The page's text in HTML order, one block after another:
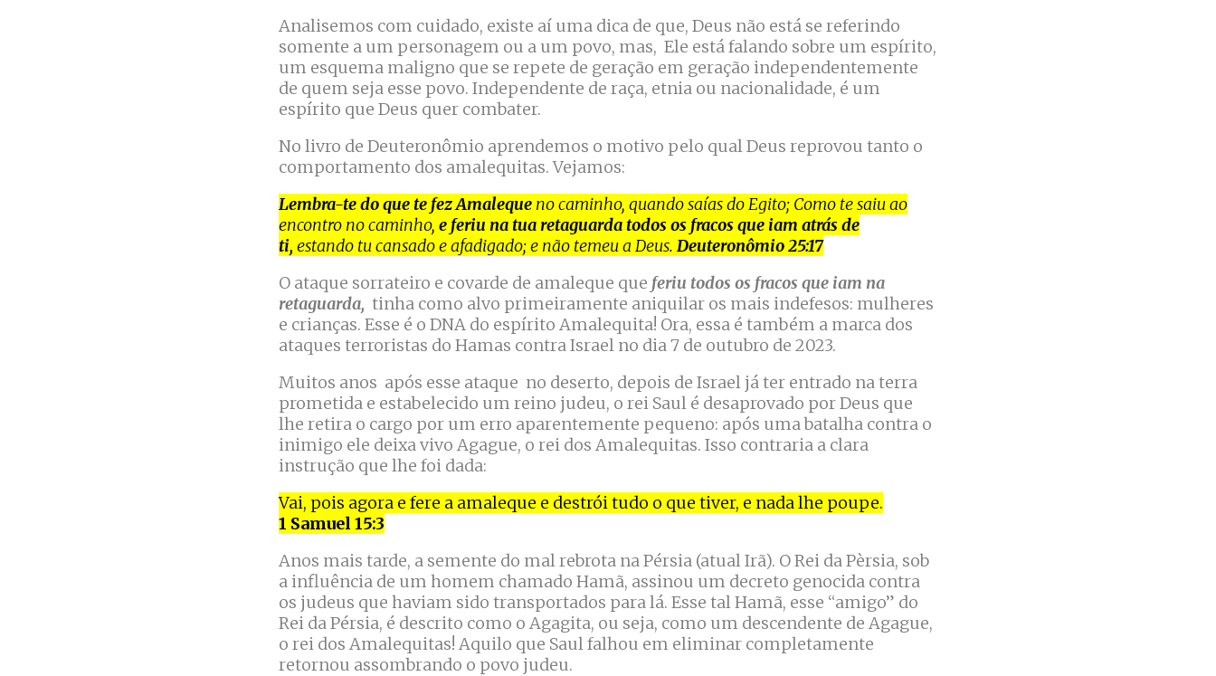
Analisemos com cuidado, existe aí uma dica de que, Deus não está se referindo
somente a um personagem ou a um povo, mas, Ele está falando sobre um espírito,
um esquema maligno que se repete de geração em geração independentemente
de quem seja esse povo. Independente de raça, etnia ou nacionalidade, é um
espírito que Deus quer combater.
No livro de Deuteronômio aprendemos o motivo pelo qual Deus reprovou tanto o
comportamento dos amalequitas. Vejamos:
Lembra-te do que te fez Amaleque no caminho, quando saías do Egito; Como te saiu ao
encontro no caminho, e feriu na tua retaguarda todos os fracos que iam atrás de
ti, estando tu cansado e afadigado; e não temeu a Deus. Deuteronômio 25:17
O ataque sorrateiro e covarde de amaleque que feriu todos os fracos que iam na
retaguarda, tinha como alvo primeiramente aniquilar os mais indefesos: mulheres
e crianças. Esse é o DNA do espírito Amalequita! Ora, essa é também a marca dos
ataques terroristas do Hamas contra Israel no dia 7 de outubro de 2023.
Muitos anos após esse ataque no deserto, depois de Israel já ter entrado na terra
prometida e estabelecido um reino judeu, o rei Saul é desaprovado por Deus que
lhe retira o cargo por um erro aparentemente pequeno: após uma batalha contra o
inimigo ele deixa vivo Agague, o rei dos Amalequitas. Isso contraria a clara
instrução que lhe foi dada:
Vai, pois agora e fere a amaleque e destrói tudo o que tiver, e nada lhe poupe.
1 Samuel 15:3
Anos mais tarde, a semente do mal rebrota na Pérsia (atual Irã). O Rei da Pèrsia, sob
a influência de um homem chamado Hamã, assinou um decreto genocida contra
os judeus que haviam sido transportados para lá. Esse tal Hamã, esse “amigo” do
Rei da Pérsia, é descrito como o Agagita, ou seja, como um descendente de Agague,
o rei dos Amalequitas! Aquilo que Saul falhou em eliminar completamente
retornou assombrando o povo judeu.